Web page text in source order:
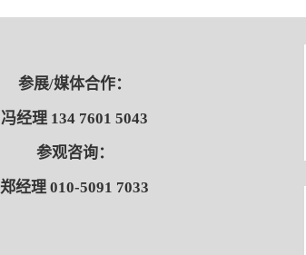
参展/媒体合作：
冯经理 134 7601 5043
参观咨询：
郑经理 010-5091 7033